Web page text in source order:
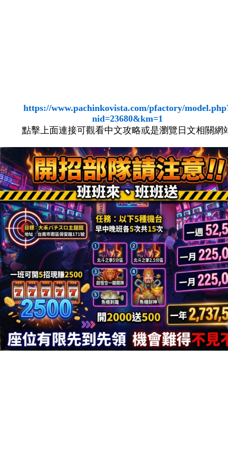
https://www.pachinkovista.com/pfactory/
nid=23680&km=1
點擊上面連接可觀看中文攻略或是瀏覽日文相關網